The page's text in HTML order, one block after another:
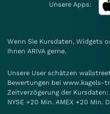
Unsere Apps:
Wenn Sie Kursdaten, Widgets
Ihnen ARIVA gerne.
Unsere User schätzen
Bewertungen bei www.kagels-
Zeitverzögerung der
NYSE +20 Min. AMEX +20 Min.